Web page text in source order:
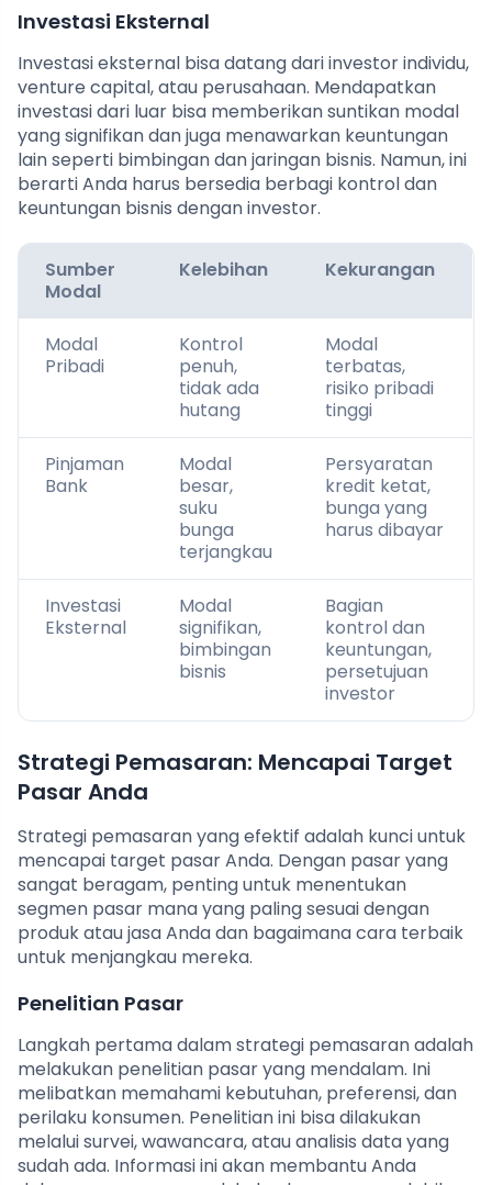
Investasi Eksternal
Investasi eksternal bisa datang dari investor individu,
venture capital, atau perusahaan. Mendapatkan
investasi dari luar bisa memberikan suntikan modal
yang signifikan dan juga menawarkan keuntungan
lain seperti bimbingan dan jaringan bisnis. Namun, ini
berarti Anda harus bersedia berbagi kontrol dan
keuntungan bisnis dengan investor.
Sumber
Modal
Kelebihan Kekurangan
Modal
Pribadi
Kontrol
penuh,
tidak ada
hutang
Modal
terbatas,
risiko pribadi
tinggi
Pinjaman
Bank
Modal
besar,
suku
bunga
terjangkau
Persyaratan
kredit ketat,
bunga yang
harus dibayar
Investasi
Eksternal
Modal
signifikan,
bimbingan
bisnis
Bagian
kontrol dan
keuntungan,
persetujuan
investor
Strategi Pemasaran: Mencapai Target
Pasar Anda
Strategi pemasaran yang efektif adalah kunci untuk
mencapai target pasar Anda. Dengan pasar yang
sangat beragam, penting untuk menentukan
segmen pasar mana yang paling sesuai dengan
produk atau jasa Anda dan bagaimana cara terbaik
untuk menjangkau mereka.
Penelitian Pasar
Langkah pertama dalam strategi pemasaran adalah
melakukan penelitian pasar yang mendalam. Ini
melibatkan memahami kebutuhan, preferensi, dan
perilaku konsumen. Penelitian ini bisa dilakukan
melalui survei, wawancara, atau analisis data yang
sudah ada. Informasi ini akan membantu Anda